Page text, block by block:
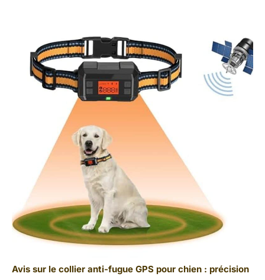
Avis sur le collier anti-fugue GPS pour chien : précision